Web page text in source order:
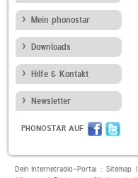
Mein phonostar
Downloads
Hilfe & Kontakt
Newsletter
PHONOSTAR AUF
Dein Internetradio-Portal : Sitemap|